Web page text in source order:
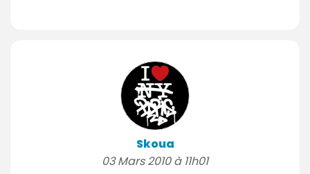
Skoua
03 Mars 2010 à 11h01